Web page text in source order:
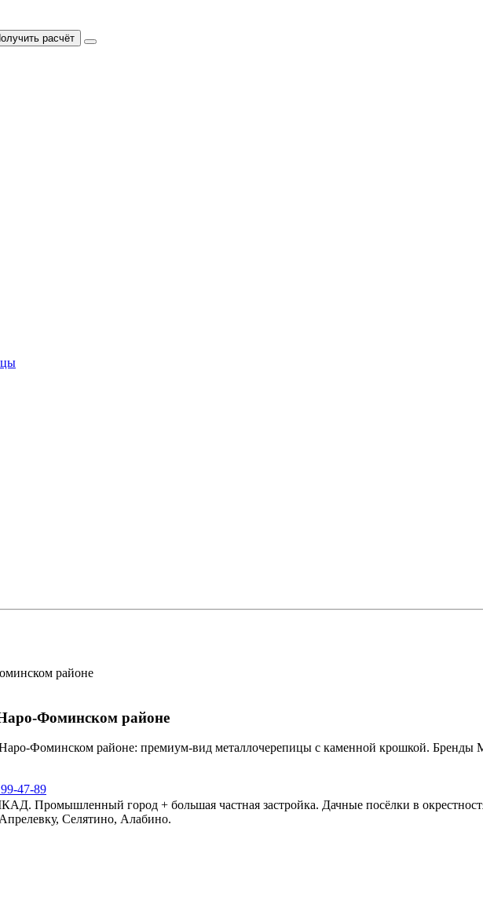
расчёт
Фоминском районе
Фоминском районе: премиум-вид металлочерепицы с каменной крошкой. Бренды
47-89
Промышленный город + большая частная застройка. Дачные посёлки в
Селятино, Алабино.